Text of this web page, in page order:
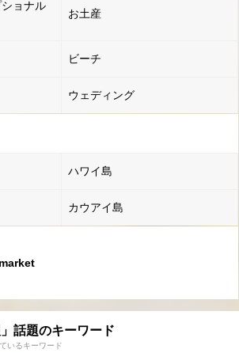
ョナル
お土産
ビーチ
ウェディング
ハワイ島
カウアイ島
」話題のキーワード
いるキーワード